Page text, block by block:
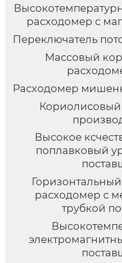
расходомер с
Переключатель
Массовый
Расходомер
Высокое
поплавковый
расходомер с
трубкой